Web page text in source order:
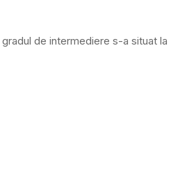
de intermediere s-a situat la